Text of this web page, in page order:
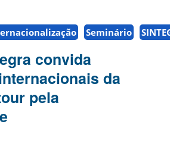
Seminário
convida
da
pela